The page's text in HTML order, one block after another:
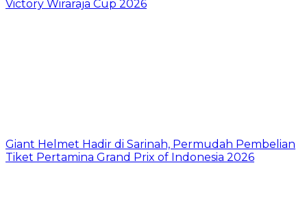
Victory Wiraraja Cup 2026
Giant Helmet Hadir di Sarinah, Permudah Pembelian
Tiket Pertamina Grand Prix of Indonesia 2026